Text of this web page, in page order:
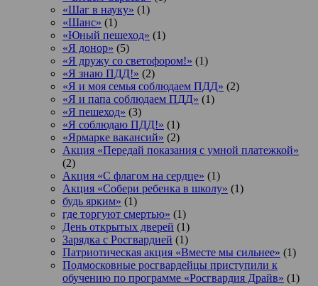
«Шаг в науку» (1)
«Шанс» (1)
«Юный пешеход» (1)
«Я донор» (5)
«Я дружу со светофором!» (1)
«Я знаю ПДД!» (2)
«Я и моя семья соблюдаем ПДД» (2)
«Я и папа соблюдаем ПДД» (1)
«Я пешеход» (3)
«Я соблюдаю ПДД!» (1)
«Ярмарке вакансий» (2)
Акция «Передай показания с умной платежкой»
(2)
Акция «С флагом на сердце» (1)
Акция «Собери ребенка в школу» (1)
будь ярким» (1)
где торгуют смертью» (1)
День открытых дверей (1)
Зарядка с Росгвардией (1)
Патриотическая акция «Вместе мы сильнее» (1)
Подмосковные росгвардейцы приступили к
обучению по программе «Росгвардия Драйв» (1)